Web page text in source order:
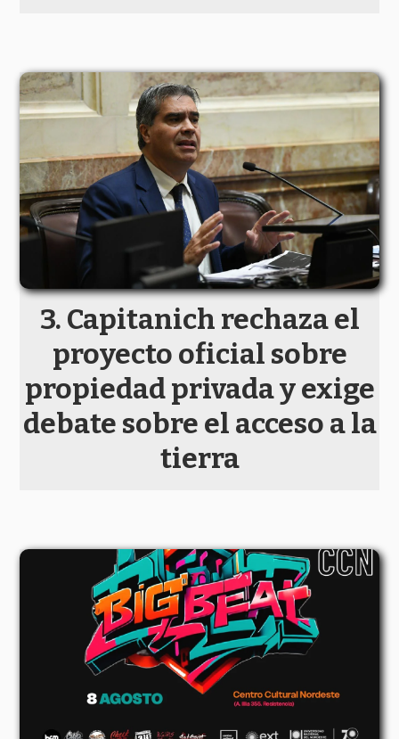
Capitanich rechaza el
proyecto oficial sobre
propiedad privada y exige
debate sobre el acceso a la
tierra